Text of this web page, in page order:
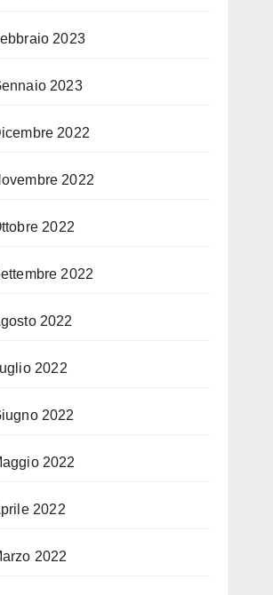
2023
2023
2022
2022
2022
2022
2022
2022
2022
2022
2022
2022